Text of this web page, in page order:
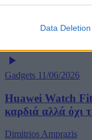
Data Deletion
Gadgets 11/06/2026
Huawei Watch
καρδιά αλλά όχι
Dimitrios Amprazis